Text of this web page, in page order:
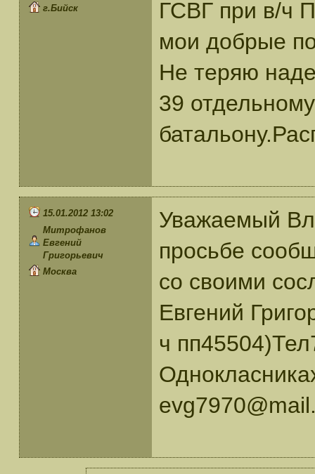
г.Бийск
ГСВГ при в/ч
мои добрые
Не теряю
39
15.01.2012 13:02
Митрофанов
Евгений
Григорьевич
Москва
Уважаемый
просьбе
со своими
Евгений
ч